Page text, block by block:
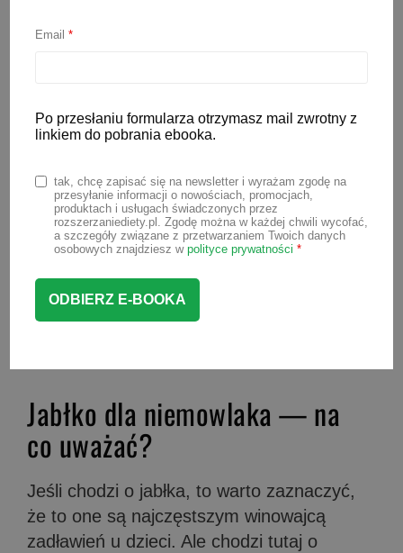
koktajlu,placków z jabłkamilub
upieczone. To właśnie ten ostatni sposób
chciałam dzisiaj pokazać.
Pieczone
jabłko dla niemowlakato jedna z
ciekawych propozycji na jeden z
pierwszych posiłków podczas
zdrowy deser dla starszego dziecka.
Przepis na pieczone jabłko jest banalnie
Jabłko dla niemowlaka — na
co uważać?
Jeśli chodzi o jabłka, to warto zaznaczyć,
że to one są najczęstszym winowajcą
zadławień u dzieci. Ale chodzi tutaj o
Email*
Po przesłaniu formularza otrzymasz mail zwrotny z
linkiem do pobrania ebooka.
tak, chcę zapisać się na newsletter i wyrażam zgodę na
przesyłanie informacji o nowościach, promocjach,
produktach i usługach świadczonych przez
rozszerzaniediety.pl. Zgodę można w każdej chwili wycofać,
a szczegóły związane z przetwarzaniem Twoich danych
osobowych znajdziesz w polityce prywatności *